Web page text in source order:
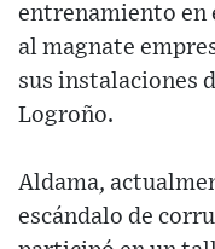
entrenamiento en
al magnate
sus instalaciones
Logroño.
Aldama,
escándalo de